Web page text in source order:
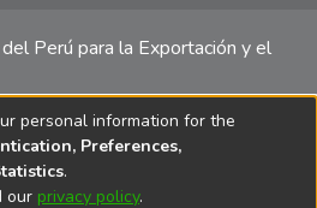
Perú para la Exportación y el
616 7300 / 616 7400 Calle Uno
Pisos 13 y 14, San Isidro -
personal information for the
Preferences,
.
our privacy policy.